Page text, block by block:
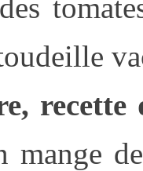
mange